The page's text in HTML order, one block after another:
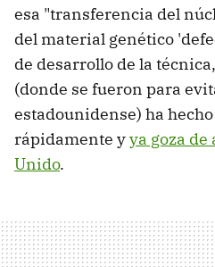
esa "transferencia del
del material genético
de desarrollo de la técnica,
(donde se fueron para
estadounidense) ha
rápidamente yya goza
Unido.